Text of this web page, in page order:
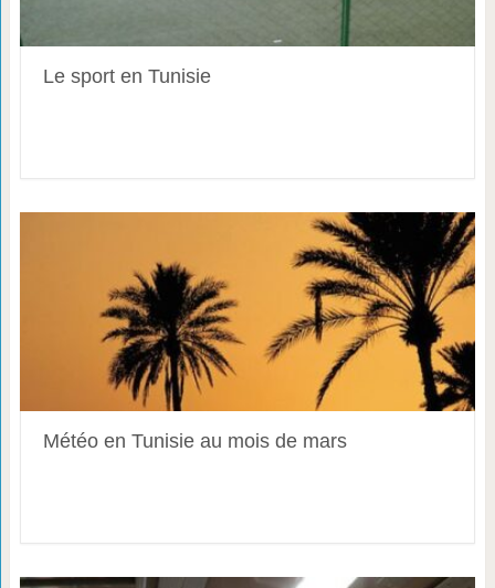
Le sport en Tunisie
Météo en Tunisie au mois de mars